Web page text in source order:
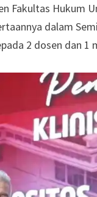
Fakultas Hukum
dalam
2 dosen dan